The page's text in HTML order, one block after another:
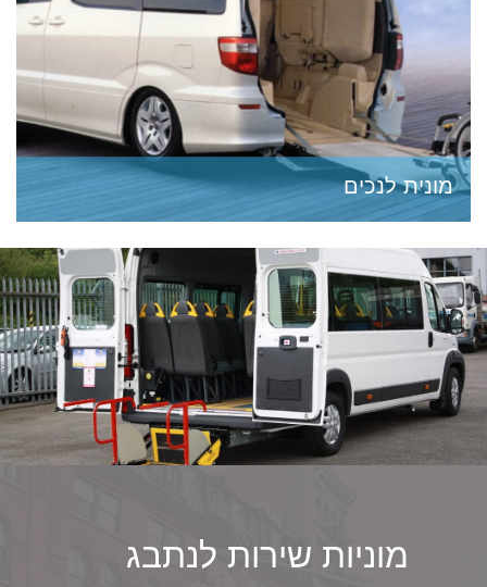
מונית לנכים
הדרישות הבסיסיות שיש לכל אזרח במדינת ישראל,
ובמיוחדת לאוכלוסיית הנכים שמשתמשת בשירותי
מונית לנכים על בסיס קבוע....
מוניות שירות לנתבג